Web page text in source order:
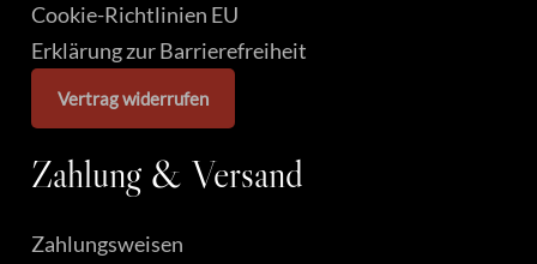
Cookie-Richtlinien EU
Erklärung zur Barrierefreiheit
Vertrag widerrufen
Zahlung & Versand
Zahlungsweisen